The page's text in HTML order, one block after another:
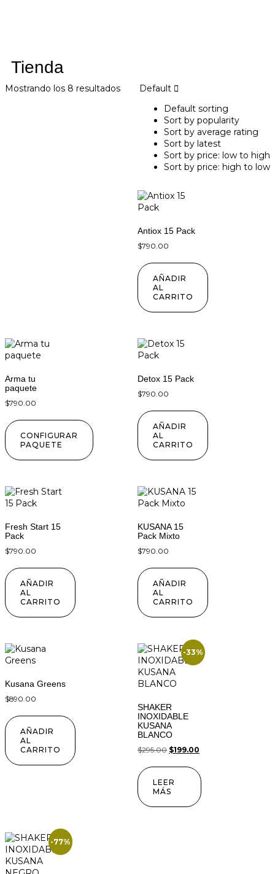
Tienda
Mostrando los 8 resultados
Default
Default sorting
Sort by popularity
Sort by average rating
Sort by latest
Sort by price: low to high
Sort by price: high to low
Antiox 15 Pack
$790.00
AÑADIR
AL
CARRITO
Arma tu
paquete
$790.00
CONFIGURAR
PAQUETE
Detox 15 Pack
$790.00
AÑADIR
AL
CARRITO
Fresh Start 15
Pack
$790.00
AÑADIR
AL
CARRITO
KUSANA 15
Pack Mixto
$790.00
AÑADIR
AL
CARRITO
Kusana Greens
$890.00
AÑADIR
AL
CARRITO
-33%
SHAKER
INOXIDABLE
KUSANA
BLANCO
$295.00 $199.00
LEER
MÁS
-77%